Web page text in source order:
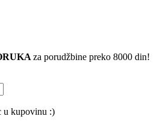
za porudžbine preko 8000 din!
u kupovinu :)